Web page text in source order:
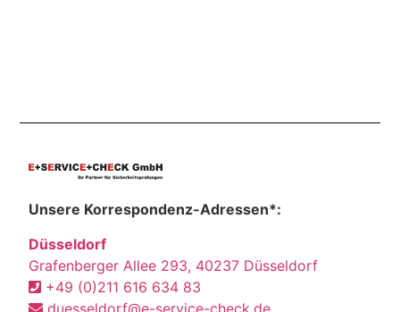
Unsere Korrespondenz-Adressen*:
Düsseldorf
Grafenberger Allee 293, 40237 Düsseldorf
+49 (0)211 616 634 83
duesseldorf@e-service-check.de